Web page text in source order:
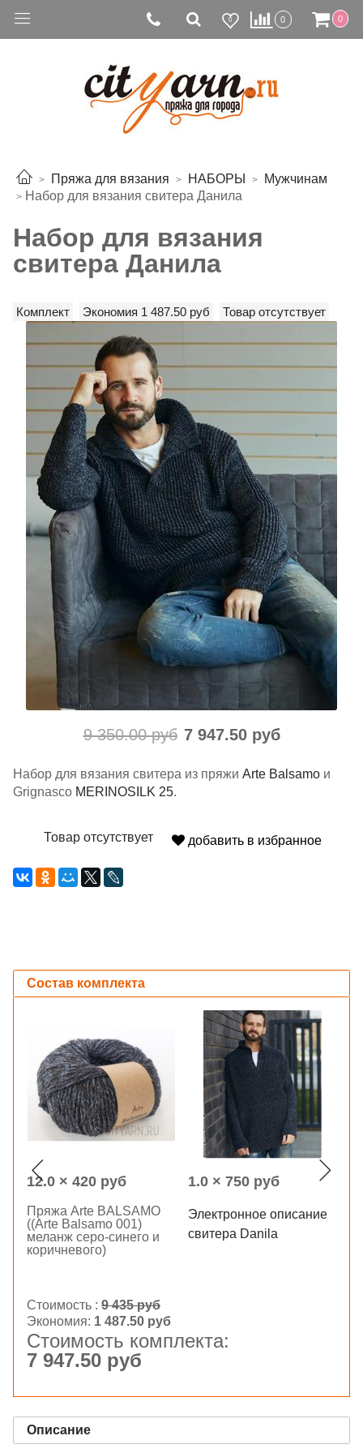
0 0 0
Пряжа для вязания НАБОРЫ
Мужчинам
Набор для вязания свитера Данила
Набор для вязания
свитера Данила
Комплект Экономия 1 487.50 руб Товар отсутствует
9 350.00 руб 7 947.50 руб
Набор для вязания свитера из пряжи Arte Balsamo и
Grignasco MERINOSILK 25.
Товар отсутствует добавить в избранное
Состав комплекта
12.0 × 420 руб
Пряжа Arte BALSAMO
((Arte Balsamo 001)
меланж серо-синего и
коричневого)
1.0 × 750 руб
Электронное описание
свитера Danila
Стоимость : 9 435 руб
Экономия: 1 487.50 руб
Стоимость комплекта:
7 947.50 руб
Описание